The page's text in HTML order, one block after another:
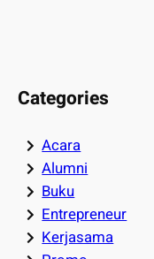
Categories
Acara
Alumni
Buku
Entrepreneur
Kerjasama